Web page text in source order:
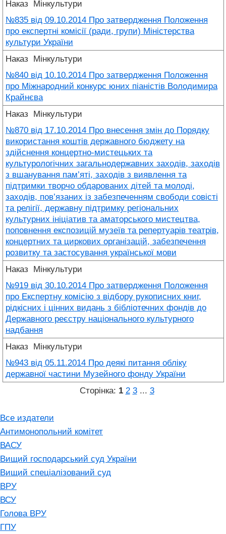
Наказ Мінкультури
№835 від 09.10.2014 Про затвердження Положення
про експертні комісії (ради, групи) Міністерства
культури України
Наказ Мінкультури
№840 від 10.10.2014 Про затвердження Положення
про Міжнародний конкурс юних піаністів Володимира
Крайнєва
Наказ Мінкультури
№870 від 17.10.2014 Про внесення змін до Порядку
використання коштів державного бюджету на
здійснення концертно-мистецьких та
культурологічних загальнодержавних заходів, заходів
з вшанування пам’яті, заходів з виявлення та
підтримки творчо обдарованих дітей та молоді,
заходів, пов’язаних із забезпеченням свободи совісті
та релігії, державну підтримку регіональних
культурних ініціатив та аматорського мистецтва,
поповнення експозицій музеїв та репертуарів театрів,
концертних та циркових організацій, забезпечення
розвитку та застосування української мови
Наказ Мінкультури
№919 від 30.10.2014 Про затвердження Положення
про Експертну комісію з відбору рукописних книг,
рідкісних і цінних видань з бібліотечних фондів до
Державного реєстру національного культурного
надбання
Наказ Мінкультури
№943 від 05.11.2014 Про деякі питання обліку
державної частини Музейного фонду України
Сторінка: 1 2 3... 3
Все издатели
Антимонопольний комітет
ВАСУ
Вищий господарський суд України
Вищий спеціалізований суд
ВРУ
ВСУ
Голова ВРУ
ГПУ